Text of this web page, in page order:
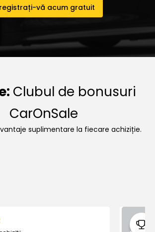
vă acum gratuit
Clubul de bonusuri
CarOnSale
suplimentare la fiecare achiziție.